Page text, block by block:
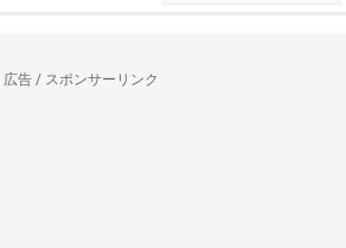
広告 / スポンサーリンク